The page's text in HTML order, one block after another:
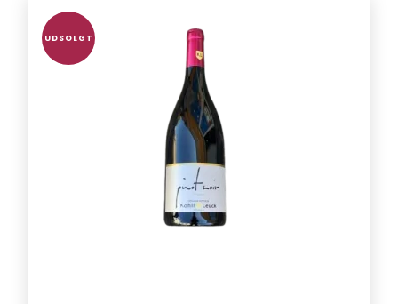
UDSOLGT